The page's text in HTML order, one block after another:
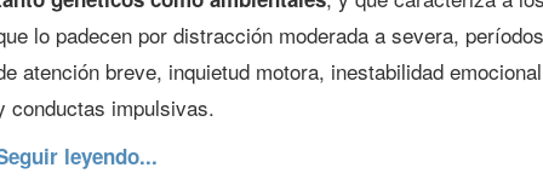
lo padecen por distracción moderada a severa, períodos
atención breve, inquietud motora, inestabilidad emocional
conductas impulsivas.
leyendo...